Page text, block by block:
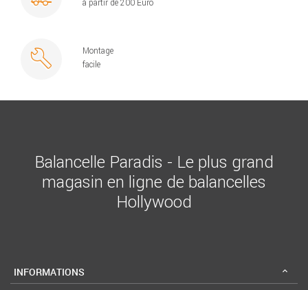
à partir de 200 Euro
Montage
facile
Balancelle Paradis - Le plus grand
magasin en ligne de balancelles
Hollywood
INFORMATIONS